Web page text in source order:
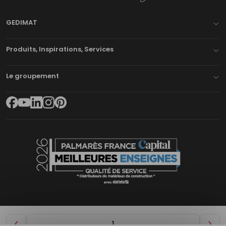
GEDIMAT
Produits, Inspirations, Services
Le groupement